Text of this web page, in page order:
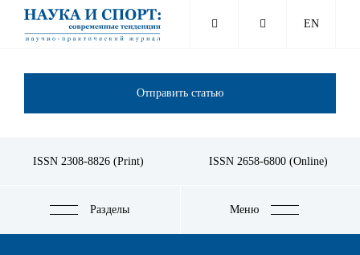
Перейти
основному
EN
Отправить статью
ISSN 2308-8826 (Print) ISSN 2658-6800 (Online)
Разделы Меню